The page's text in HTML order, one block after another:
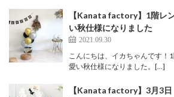
【Kanata factory】1階レ
い秋仕様になりました
2021.09.30
こんにちは、イカちゃんです！
愛い秋仕様になりました。[…]
【Kanata factory】3月3